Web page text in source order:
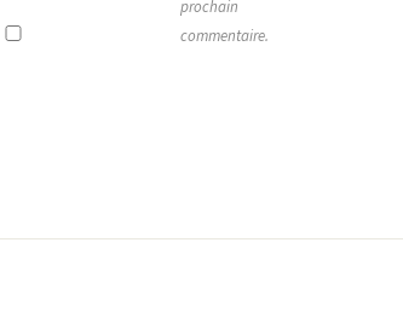
prochain
commentaire.